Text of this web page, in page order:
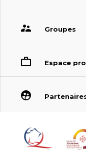
Groupes
Espace